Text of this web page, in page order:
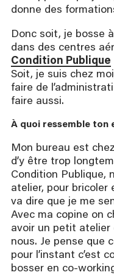
donne des
Donc soit, je bosse
dans des centres
Condition Publique
Soit, je suis chez
faire de
faire aussi.
À quoi ressemble ton
Mon bureau est
d’y être trop
Condition Publique,
atelier, pour bricoler
va dire que je me
Avec ma copine on
avoir un petit atelier
nous. Je pense que
pour l’instant c’est
bosser en co-